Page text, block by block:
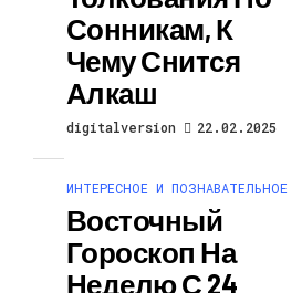
Сонникам, К
Чему Снится
Алкаш
digitalversion 22.02.2025
ИНТЕРЕСНОЕ И ПОЗНАВАТЕЛЬНОЕ
Восточный
Гороскоп На
Неделю С 24